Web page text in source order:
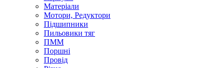
Матеріали
Мотори, Редуктори
Підшипники
Пильовики тяг
ПММ
Поршні
Провід